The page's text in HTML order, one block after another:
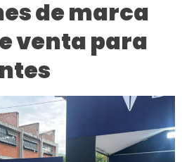
de marca
venta para